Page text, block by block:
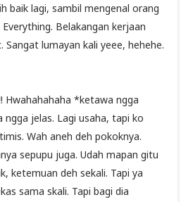
baik lagi, sambil mengenal orang
Belakangan kerjaan
Sangat lumayan kali yeee, hehehe.
Hwahahahaha *ketawa ngga
ngga jelas. Lagi usaha, tapi ko
Wah aneh deh pokoknya.
sepupu juga. Udah mapan gitu
ketemuan deh sekali. Tapi ya
sama skali. Tapi bagi dia